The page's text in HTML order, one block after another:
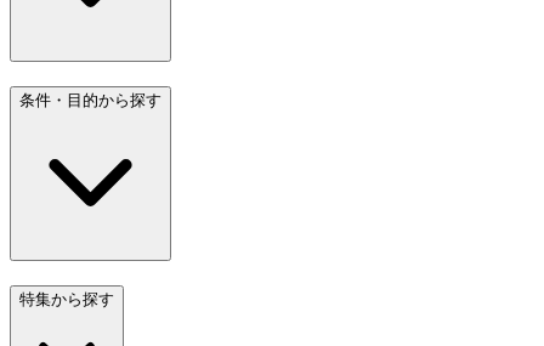
条件・目的から探す
特集から探す